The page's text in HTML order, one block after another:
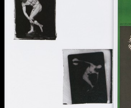
Date
d'édition
2016
Information
Publié à l'occasion de
l'exposition : "Wojciech
Zamecznik, la photographie sous
toutes ses formes", Musée de
l'Elysée, Lausanne, 21
septembre - 31 décembre 2016
Revues, Journaux